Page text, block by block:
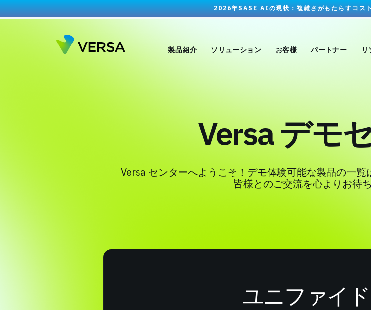
2026年SASE AIの現状：複雑さがもたらすコスト
製品紹介 ソリューション お客様 パートナー リ
Versa デモ
Versa センターへようこそ！デモ体験可能な製品の一覧
皆様とのご交流を心よりお待ち
ユニファイド